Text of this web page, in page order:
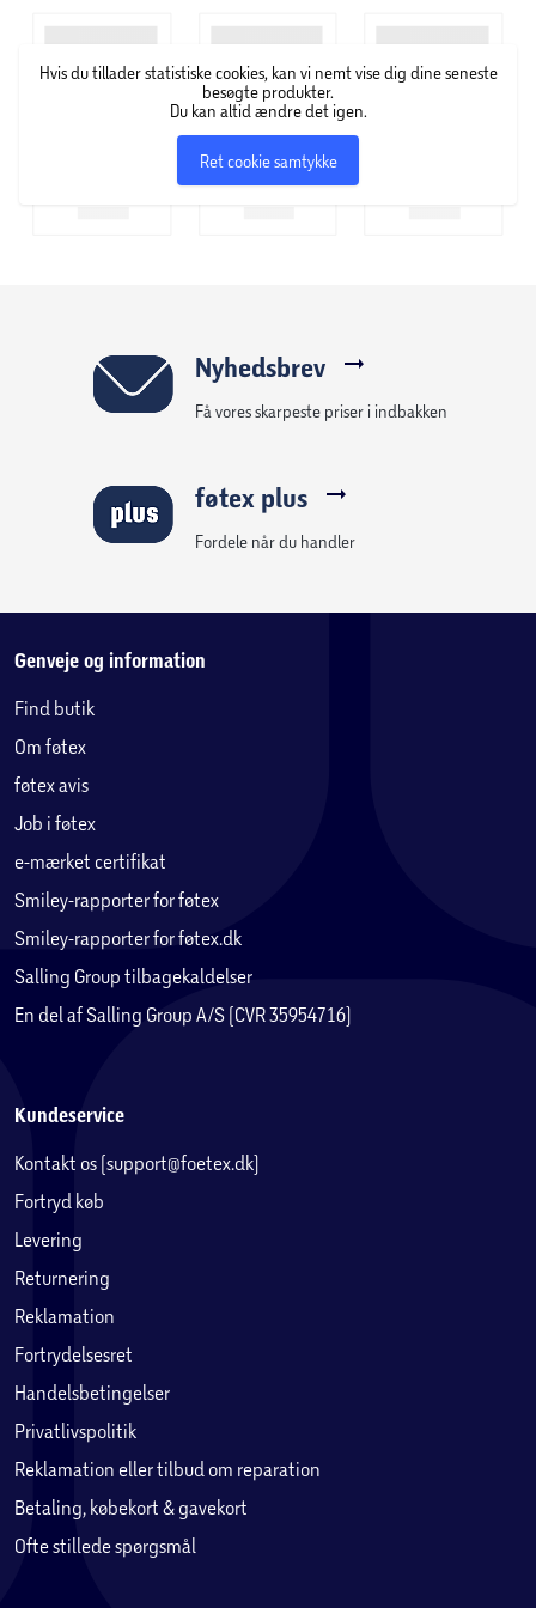
Hvis du tillader statistiske cookies, kan vi nemt vise dig dine seneste
besøgte produkter.
Du kan altid ændre det igen.
Ret cookie samtykke
Nyhedsbrev
Få vores skarpeste priser i indbakken
føtex plus
Fordele når du handler
Genveje og information
Find butik
Om føtex
føtex avis
Job i føtex
e-mærket certifikat
Smiley-rapporter for føtex
Smiley-rapporter for føtex.dk
Salling Group tilbagekaldelser
En del af Salling Group A/S (CVR 35954716)
Kundeservice
Kontakt os (support@foetex.dk)
Fortryd køb
Levering
Returnering
Reklamation
Fortrydelsesret
Handelsbetingelser
Privatlivspolitik
Reklamation eller tilbud om reparation
Betaling, købekort & gavekort
Ofte stillede spørgsmål